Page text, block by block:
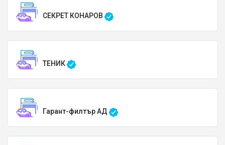
СЕКРЕТ КОНАРОВ
ТЕНИК
Гарант-филтър АД